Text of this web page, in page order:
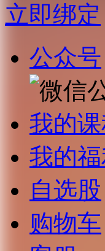
立即绑定
公众号
我的
我的福
自选股
购物车